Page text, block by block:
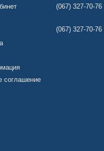
соглашение
(067) 327-70-76
(067) 327-70-76